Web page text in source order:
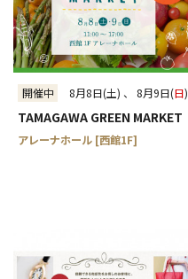
催会場 [本館タカシマヤ6F]
アートサロン[本館タカシマヤ5F]
玉川タカシマヤ食料品フロア[
16
17 18
24 25
30
31
～
開催中 8月8日(土) 、 8月9日(日)
TAMAGAWA GREEN MARKET
アレーナホール [西館1F]